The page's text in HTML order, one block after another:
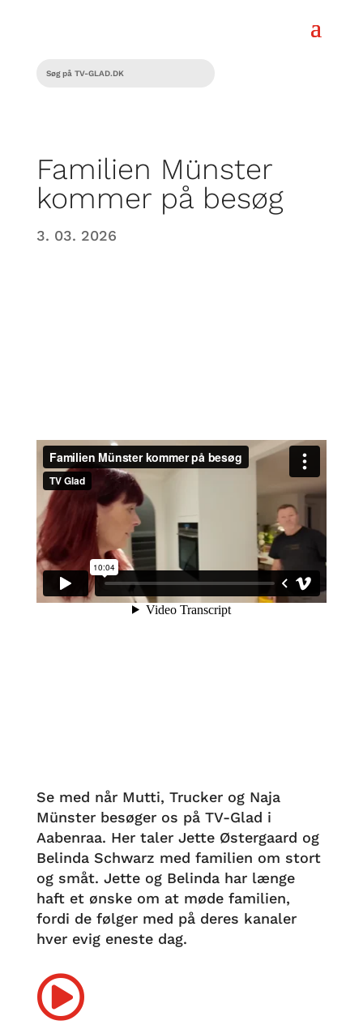
Familien Münster
kommer på besøg
3. 03. 2026
Se med når Mutti, Trucker og Naja
Münster besøger os på TV-Glad i
Aabenraa. Her taler Jette Østergaard og
Belinda Schwarz med familien om stort
og småt. Jette og Belinda har længe
haft et ønske om at møde familien,
fordi de følger med på deres kanaler
hver evig eneste dag.
